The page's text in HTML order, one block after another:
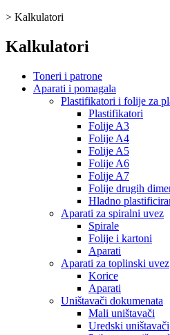
> Kalkulatori
Kalkulatori
Toneri i patrone
Aparati i pomagala
Plastifikatori i folije za
Plastifikatori
Folije A3
Folije A4
Folije A5
Folije A6
Folije A7
Folije drugih
Hladno
Aparati za spiralni uvez
Spirale
Folije i kartoni
Aparati
Aparati za toplinski uvez
Korice
Aparati
Uništavači dokumenata
Mali uništavači
Uredski uništavači